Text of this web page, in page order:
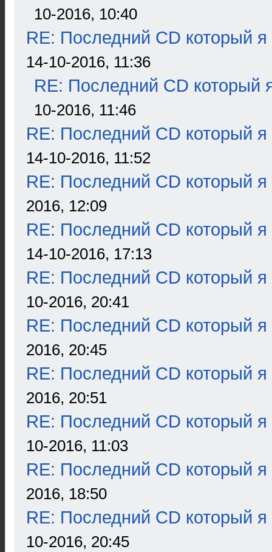
10-2016, 10:40
RE: Последний CD который я
14-10-2016, 11:36
RE: Последний CD который
10-2016, 11:46
RE: Последний CD который я
14-10-2016, 11:52
RE: Последний CD который я
2016, 12:09
RE: Последний CD который я
14-10-2016, 17:13
RE: Последний CD который я
10-2016, 20:41
RE: Последний CD который я
2016, 20:45
RE: Последний CD который я
2016, 20:51
RE: Последний CD который я
10-2016, 11:03
RE: Последний CD который я
2016, 18:50
RE: Последний CD который я
10-2016, 20:45